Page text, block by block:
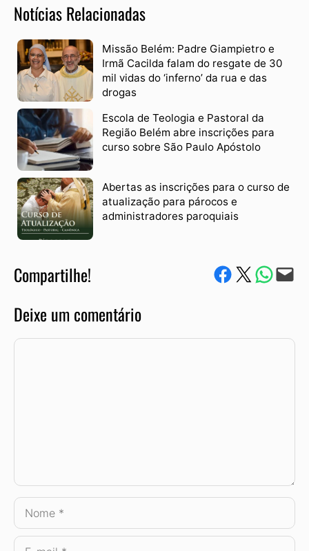
Notícias Relacionadas
Missão Belém: Padre Giampietro e
Irmã Cacilda falam do resgate de 30
mil vidas do ‘inferno’ da rua e das
drogas
Escola de Teologia e Pastoral da
Região Belém abre inscrições para
curso sobre São Paulo Apóstolo
Abertas as inscrições para o curso de
atualização para párocos e
administradores paroquiais
Compartilhe! Compartilhe no Facebook
Compartilhe no Twitter
Compartile via
Envie via e-mail
Deixe um comentário
Comentário
Nome
E-